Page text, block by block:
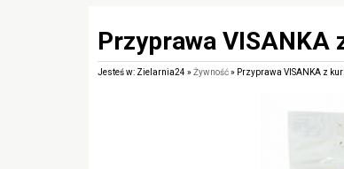
Przyprawa VISANKA
Jesteś w: Zielarnia24 »Żywność» Przyprawa VISANKA z